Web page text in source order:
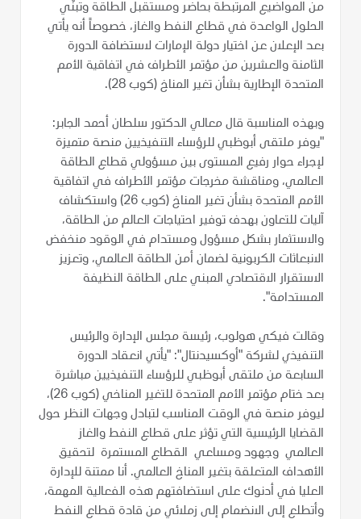
من المواضيع المرتبطة بحاضر ومستقبل الطاقة وتبنّي
الحلول الواعدة في قطاع النفط والغاز، خصوصاً أنه يأتي
بعد الإعلان عن اختيار دولة الإمارات لاستضافة الدورة
الثامنة والعشرين من مؤتمر الأطراف في اتفاقية الأمم
المتحدة الإطارية بشأن تغير المناخ (كوب 28).
وبهذه المناسبة قال معالي الدكتور سلطان أحمد الجابر:
"يوفر ملتقى أبوظبي للرؤساء التنفيذيين منصة متميزة
لإجراء حوار رفيع المستوى بين مسؤولي قطاع الطاقة
العالمي، ومناقشة مخرجات مؤتمر الأطراف في اتفاقية
الأمم المتحدة بشأن تغير المناخ (كوب 26) واستكشاف
آليات للتعاون بهدف توفير احتياجات العالم من الطاقة،
والاستثمار بشكل مسؤول ومستدام في الوقود منخفض
الانبعاثات الكربونية لضمان أمن الطاقة العالمي، وتعزيز
الاستقرار الاقتصادي المبني على الطاقة النظيفة
المستدامة".
وقالت فيكي هولوب، رئيسة مجلس الإدارة والرئيس
التنفيذي لشركة "أوكسيدنتال": "يأتي انعقاد الدورة
السابعة من ملتقى أبوظبي للرؤساء التنفيذيين مباشرة
بعد ختام مؤتمر الأمم المتحدة للتغير المناخي (كوب 26)،
ليوفر منصة في الوقت المناسب لتبادل وجهات النظر حول
القضايا الرئيسية التي تؤثر على قطاع النفط والغاز
العالمي وجهود ومساعي القطاع المستمرة لتحقيق
الأهداف المتعلقة بتغير المناخ العالمي. أنا ممتنة للإدارة
العليا في أدنوك على استضافتهم هذه الفعالية المهمة،
وأتطلع إلى الانضمام إلى زملائي من قادة قطاع النفط